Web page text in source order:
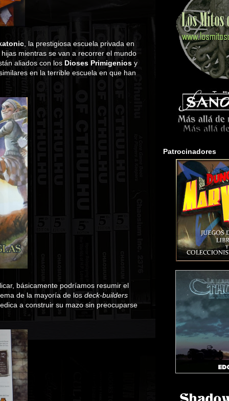
, la prestigiosa escuela privada en
mientras se van a recorrer el mundo
aliados con los Dioses Primigenios y
en la terrible escuela en que han
básicamente podríamos resumir el
de la mayoría de los deck-builders
a construir su mazo sin preocuparse
Patrocinadores